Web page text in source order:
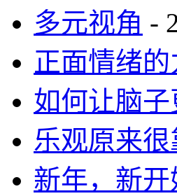
多元视角 -
正面情绪的
如何让脑子
乐观原来很
新年，新